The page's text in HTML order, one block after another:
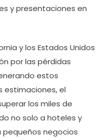
y presentaciones en
y los Estados Unidos
por las pérdidas
estos
estimaciones, el
los miles de
no solo a hoteles y
negocios